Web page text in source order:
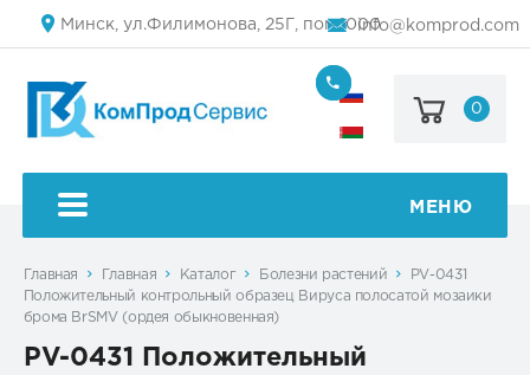
Минск, ул.Филимонова, 25Г, пом.1000info@komprod.com
(499)
444-
50
0
МЕНЮ
Главная Главная Каталог Болезни растений
PV-0431
Положительный контрольный образец Вируса полосатой мозаики
брома BrSMV (ордея обыкновенная)
PV-0431 Положительный